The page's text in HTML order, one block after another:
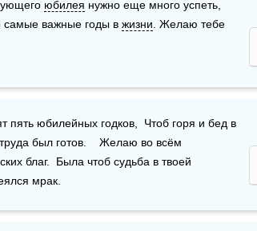
юбилея нужно еще много успеть,
самые важные годы в жизни . Желаю тебе
был готов.    Желаю во всём
благ.  Была чтоб судьба в твоей
мрак.